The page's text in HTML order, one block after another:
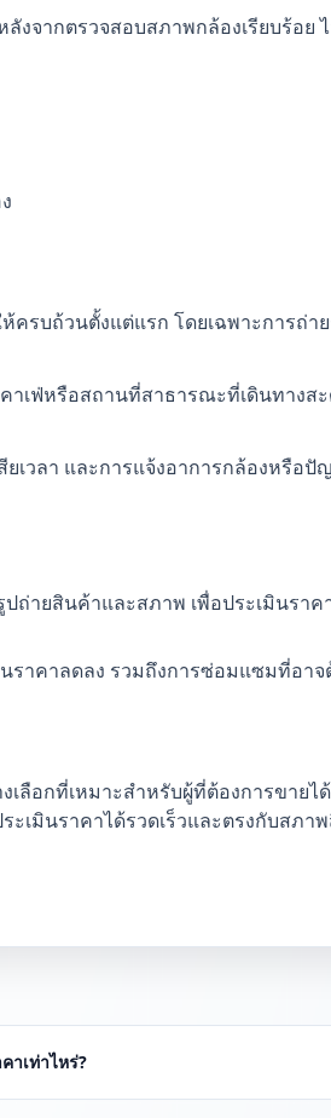
งจากตรวจสอบสภาพกล้องเรียบร้อ
รบถ้วนตั้งแต่แรก โดยเฉพาะการถ่า
ฟ่หรือสถานที่สาธารณะที่เดินทางสะ
เวลา และการแจ้งอาการกล้องหรื
ปถ่ายสินค้าและสภาพ เพื่อประเมินรา
นราคาลดลง รวมถึงการซ่อมแซมที่อา
ลือกที่เหมาะสำหรับผู้ที่ต้องการขาย
เมินราคาได้รวดเร็วและตรงกับสภ
าเท่าไหร่?